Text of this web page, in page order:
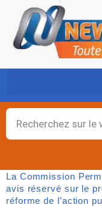
contenu
Rechercher
La Commission
avis réservé sur le
réforme de l’action